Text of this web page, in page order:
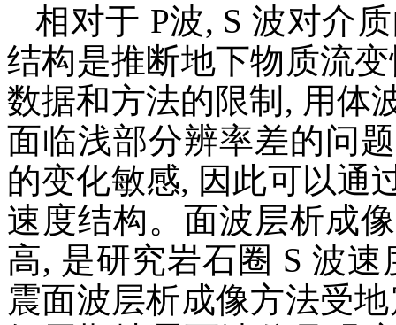
相对于 P波, S 波对介
结构是推断地下物质流
数据和方法的限制, 用体
面临浅部分辨率差的问
的变化敏感, 因此可以通
速度结构。面波层析成
高, 是研究岩石圈 S 波
震面波层析成像方法受